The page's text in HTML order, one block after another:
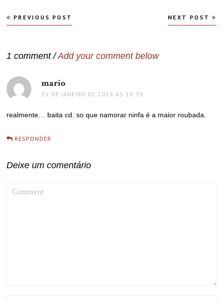
Navegação
de
PREVIOUS POST NEXT POST
1 comment /Add your comment below
mario
31 DE JANEIRO DE 2018 ÀS 18:39
realmente… baita cd. so que namorar ninfa é a maior roubada.
RESPONDER
Deixe um comentário